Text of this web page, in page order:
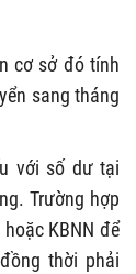
cơ sở đó tính
sang tháng
với số dư tại
Trường hợp
KBNN để
thời phải